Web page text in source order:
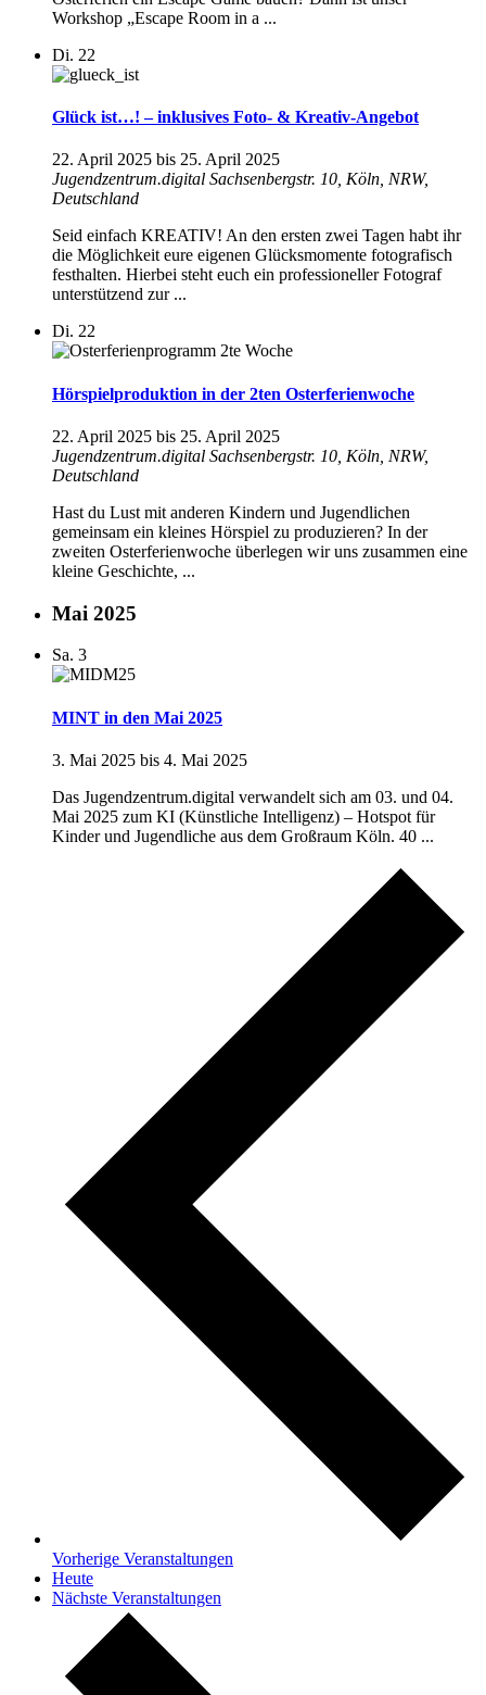
Workshop „Escape Room in a ...
Di. 22
Glück ist…! – inklusives Foto- & Kreativ-Angebot
22. April 2025 bis 25. April 2025
Jugendzentrum.digital Sachsenbergstr. 10, Köln, NRW,
Deutschland
Seid einfach KREATIV! An den ersten zwei Tagen habt ihr
die Möglichkeit eure eigenen Glücksmomente fotografisch
festhalten. Hierbei steht euch ein professioneller Fotograf
unterstützend zur ...
Di. 22
Hörspielproduktion in der 2ten Osterferienwoche
22. April 2025 bis 25. April 2025
Jugendzentrum.digital Sachsenbergstr. 10, Köln, NRW,
Deutschland
Hast du Lust mit anderen Kindern und Jugendlichen
gemeinsam ein kleines Hörspiel zu produzieren? In der
zweiten Osterferienwoche überlegen wir uns zusammen eine
kleine Geschichte, ...
Mai 2025
Sa. 3
MINT in den Mai 2025
3. Mai 2025 bis 4. Mai 2025
Das Jugendzentrum.digital verwandelt sich am 03. und 04.
Mai 2025 zum KI (Künstliche Intelligenz) – Hotspot für
Kinder und Jugendliche aus dem Großraum Köln. 40 ...
Vorherige Veranstaltungen
Heute
Nächste Veranstaltungen